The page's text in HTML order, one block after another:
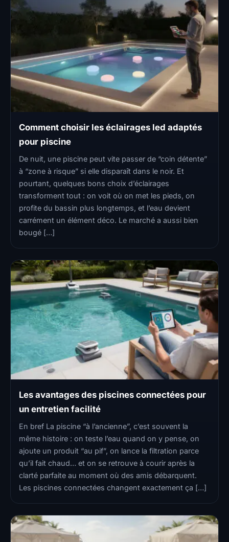
Comment choisir les éclairages led adaptés
pour piscine
De nuit, une piscine peut vite passer de “coin détente”
à “zone à risque” si elle disparaît dans le noir. Et
pourtant, quelques bons choix d’éclairages
transforment tout : on voit où on met les pieds, on
profite du bassin plus longtemps, et l’eau devient
carrément un élément déco. Le marché a aussi bien
bougé […]
Les avantages des piscines connectées pour
un entretien facilité
En bref La piscine “à l’ancienne”, c’est souvent la
même histoire : on teste l’eau quand on y pense, on
ajoute un produit “au pif”, on lance la filtration parce
qu’il fait chaud… et on se retrouve à courir après la
clarté parfaite au moment où des amis débarquent.
Les piscines connectées changent exactement ça […]